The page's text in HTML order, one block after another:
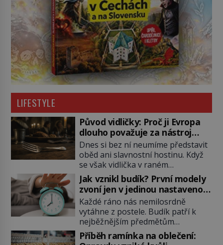
LIFESTYLE
Původ vidličky: Proč ji Evropa
dlouho považuje za nástroj
samotného satana?
Dnes si bez ní neumíme představit
oběd ani slavnostní hostinu. Když
se však vidlička v raném
středověku objevuje na evropských
stolech, vzbuzuje pohoršení,
posměch i strach. Mnozí duchovní ji
označují za projev pýchy a
zbytečného přepychu, někteří
dokonce za nástroj ďábla. Trvá
téměř sedm století, než se z
Jak vznikl budík? První modely
zvoní jen v jedinou nastavenou
hodinu
Každé ráno nás nemilosrdně
vytáhne z postele. Budík patří k
nejběžnějším předmětům
domácnosti, jeho cesta k dnešní
podobě je ale překvapivě dlouhá.
Příběh ramínka na oblečení: